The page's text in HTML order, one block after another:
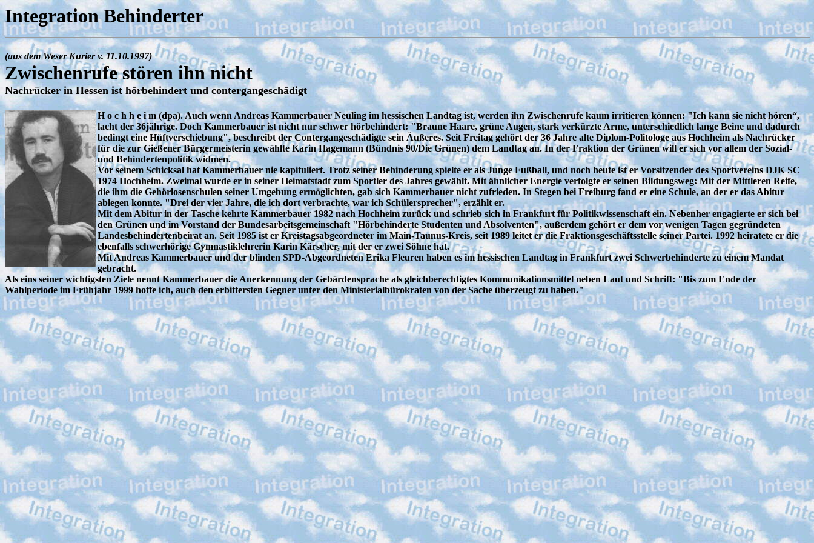
Integration Behinderter
(aus dem Weser Kurier v. 11.10.1997)
Zwischenrufe stören ihn nicht
Nachrücker in Hessen ist hörbehindert und contergangeschädigt
H o c h h e i m (dpa). Auch wenn Andreas Kammerbauer Neuling im hessischen Landtag ist, werden ihn Zwischenrufe kaum irritieren können: "Ich kann sie nicht hören“,
lacht der 36jährige. Doch Kammerbauer ist nicht nur schwer hörbehindert: "Braune Haare, grüne Augen, stark verkürzte Arme, unterschiedlich lange Beine und dadurch
bedingt eine Hüftverschiebung", beschreibt der Contergangeschädigte sein Äußeres. Seit Freitag gehört der 36 Jahre alte Diplom-Politologe aus Hochheim als Nachrücker
für die zur Gießener Bürgermeisterin gewählte Karin Hagemann (Bündnis 90/Die Grünen) dem Landtag an. In der Fraktion der Grünen will er sich vor allem der Sozial-
und Behindertenpolitik widmen.
Vor seinem Schicksal hat Kammerbauer nie kapituliert. Trotz seiner Behinderung spielte er als Junge Fußball, und noch heute ist er Vorsitzender des Sportvereins DJK SC
1974 Hochheim. Zweimal wurde er in seiner Heimatstadt zum Sportler des Jahres gewählt. Mit ähnlicher Energie verfolgte er seinen Bildungsweg: Mit der Mittleren Reife,
die ihm die Gehörlosenschulen seiner Umgebung ermöglichten, gab sich Kammerbauer nicht zufrieden. In Stegen bei Freiburg fand er eine Schule, an der er das Abitur
ablegen konnte. "Drei der vier Jahre, die ich dort verbrachte, war ich Schülersprecher", erzählt er.
Mit dem Abitur in der Tasche kehrte Kammerbauer 1982 nach Hochheim zurück und schrieb sich in Frankfurt für Politikwissenschaft ein. Nebenher engagierte er sich bei
den Grünen und im Vorstand der Bundesarbeitsgemeinschaft "Hörbehinderte Studenten und Absolventen", außerdem gehört er dem vor wenigen Tagen gegründeten
Landesbehindertenbeirat an. Seit 1985 ist er Kreistagsabgeordneter im Main-Taunus-Kreis, seit 1989 leitet er die Fraktionsgeschäftsstelle seiner Partei. 1992 heiratete er die
ebenfalls schwerhörige Gymnastiklehrerin Karin Kärscher, mit der er zwei Söhne hat.
Mit Andreas Kammerbauer und der blinden SPD-Abgeordneten Erika Fleuren haben es im hessischen Landtag in Frankfurt zwei Schwerbehinderte zu einem Mandat
gebracht.
Als eins seiner wichtigsten Ziele nennt Kammerbauer die Anerkennung der Gebärdensprache als gleichberechtigtes Kommunikationsmittel neben Laut und Schrift: "Bis zum Ende der
Wahlperiode im Frühjahr 1999 hoffe ich, auch den erbittersten Gegner unter den Ministerialbürokraten von der Sache überzeugt zu haben."